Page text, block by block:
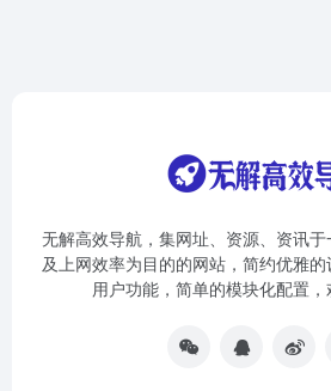
无解高效导航，集网址、资源、资讯
及上网效率为目的的网站，简约优雅
用户功能，简单的模块化配置，